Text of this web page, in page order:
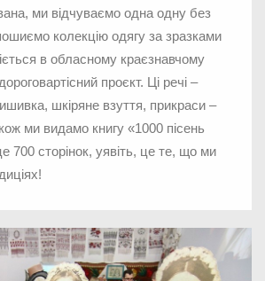
ми відчуваємо одна одну без
колекцію одягу за зразками
в обласному краєзнавчому
проєкт. Ці речі –
шкіряне взуття, прикраси –
ми видамо книгу «1000 пісень
700 сторінок, уявіть, це те, що ми